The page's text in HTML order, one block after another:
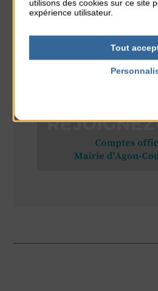
Plage du passous
utilisons des cookies sur ce site
expérience utilisateur.
Tout